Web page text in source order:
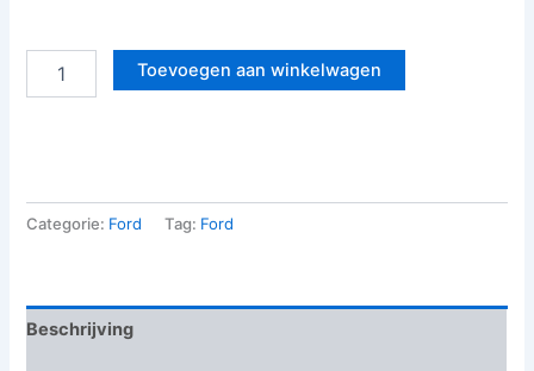
Toevoegen aan winkelwagen
Categorie: Ford Tag: Ford
Beschrijving